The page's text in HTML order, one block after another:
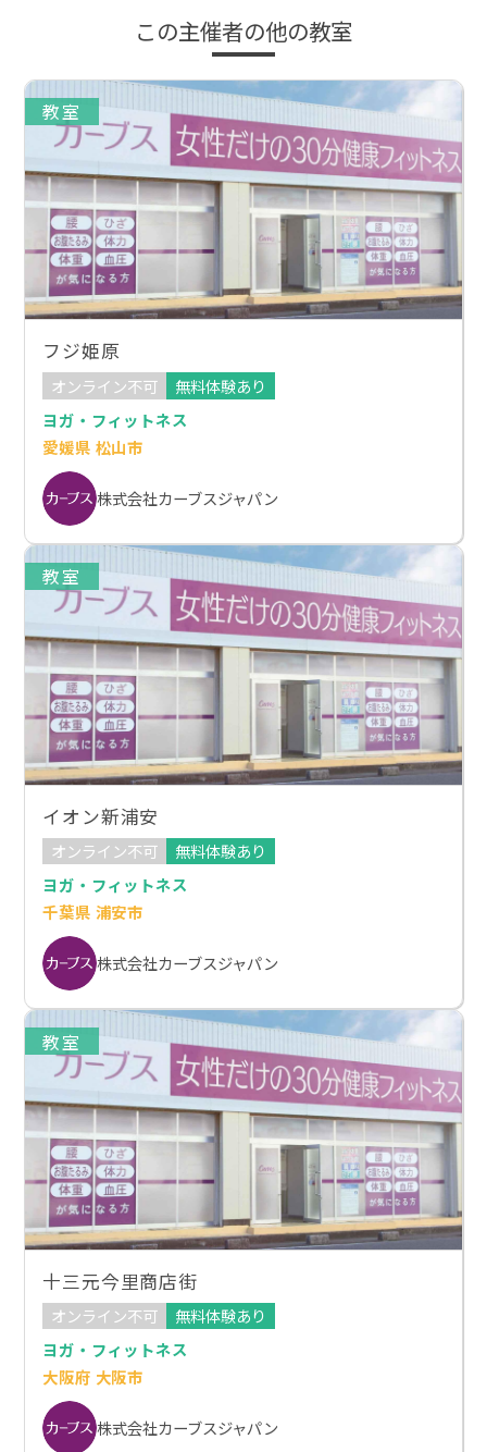
この主催者の他の教室
教室
フジ姫原
オンライン不可
無料体験あり
ヨガ・フィットネス
愛媛県 松山市
株式会社カーブスジャパン
教室
イオン新浦安
オンライン不可
無料体験あり
ヨガ・フィットネス
千葉県 浦安市
株式会社カーブスジャパン
教室
十三元今里商店街
オンライン不可
無料体験あり
ヨガ・フィットネス
大阪府 大阪市
株式会社カーブスジャパン